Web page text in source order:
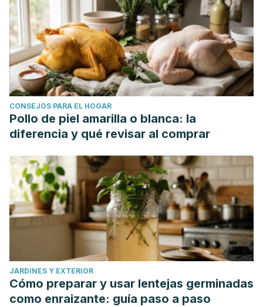
CONSEJOS PARA EL HOGAR
Pollo de piel amarilla o blanca: la
diferencia y qué revisar al comprar
JARDINES Y EXTERIOR
Cómo preparar y usar lentejas germinadas
como enraizante: guía paso a paso